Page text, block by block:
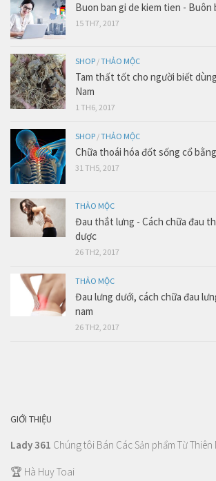
Buon ban gi de kiem tien - Buôn
15 TH7, 2017
SHOP /THẢO MỘC
Tam thất tốt cho người biết
Nam
1 TH6, 2017
SHOP /THẢO MỘC
Chữa thoái hóa đốt sống cổ
31 TH5, 2017
THẢO MỘC
Đau thắt lưng - Cách chữa đau
dược
26 TH2, 2017
THẢO MỘC
Đau lưng dưới, cách chữa đau
nam
26 TH2, 2017
GIỚI THIỆU
Lady 361 Chúng tôi Bán Các Sản phẩm Từ Thiên
🏆 Hà Huy Toai